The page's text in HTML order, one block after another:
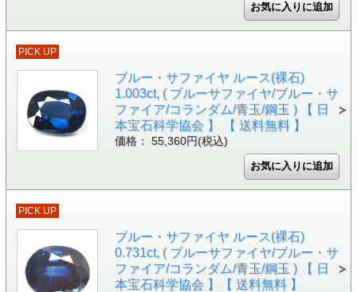
PICK UP
ブルー・サファイヤ ルース(裸石)
1.003ct, ( ブルーサファイヤ/ブルー・サ
ファイア/コランダム/青玉/鋼玉 ) 【 日
本宝石科学協会 】 【 送料無料 】
価格： 55,360円(税込)
PICK UP
ブルー・サファイヤ ルース(裸石)
0.731ct, ( ブルーサファイヤ/ブルー・サ
ファイア/コランダム/青玉/鋼玉 ) 【 日
本宝石科学協会 】【 送料無料 】